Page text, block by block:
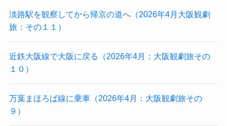
淡路駅を観察してから帰京の道へ（2026年4月大阪観劇
旅：その１１）
近鉄大阪線で大阪に戻る（2026年4月：大阪観劇旅その
１０）
万葉まほろば線に乗車（2026年4月：大阪観劇旅その
９）